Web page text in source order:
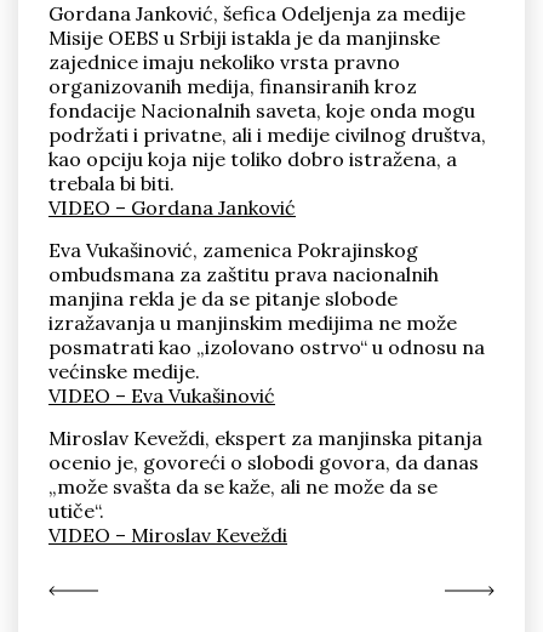
Gordana Janković, šefica Odeljenja za medije
Misije OEBS u Srbiji istakla je da manjinske
zajednice imaju nekoliko vrsta pravno
organizovanih medija, finansiranih kroz
fondacije Nacionalnih saveta, koje onda mogu
podržati i privatne, ali i medije civilnog društva,
kao opciju koja nije toliko dobro istražena, a
trebala bi biti.
VIDEO – Gordana Janković
Eva Vukašinović, zamenica Pokrajinskog
ombudsmana za zaštitu prava nacionalnih
manjina rekla je da se pitanje slobode
izražavanja u manjinskim medijima ne može
posmatrati kao „izolovano ostrvo“ u odnosu na
većinske medije.
VIDEO – Eva Vukašinović
Miroslav Keveždi, ekspert za manjinska pitanja
ocenio je, govoreći o slobodi govora, da danas
„može svašta da se kaže, ali ne može da se
utiče“.
VIDEO – Miroslav Keveždi